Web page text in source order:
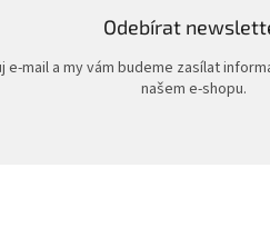
Odebírat
e-mail a my vám budeme zasílat
našem e-shopu.